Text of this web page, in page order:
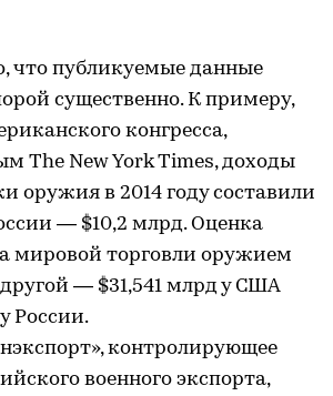
что публикуемые данные
существенно. К примеру,
конгресса,
The New York Times, доходы
оружия в 2014 году составили
— $10,2 млрд. Оценка
мировой торговли оружием
— $31,541 млрд у США
России.
контролирующее
военного экспорта,